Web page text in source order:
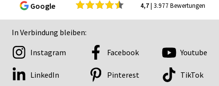
Google 4,7| 3.977 Bewertungen
In Verbindung bleiben:
Instagram Facebook Youtube
LinkedIn Pinterest TikTok